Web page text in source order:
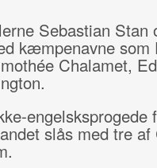
Sebastian Stan
kæmpenavne som
Chalamet,
engelsksprogede
slås med tre af